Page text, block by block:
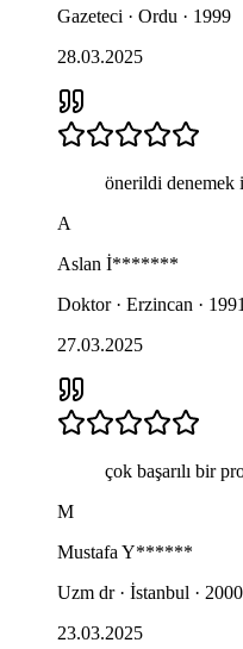
Gazeteci · Ordu · 1999
28.03.2025
önerildi denemek
A
Aslan İ*******
Doktor · Erzincan · 1991
27.03.2025
çok başarılı bir
M
Mustafa Y******
Uzm dr · İstanbul · 2000
23.03.2025